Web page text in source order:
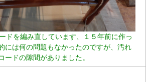
ドを編み直しています、１５年前に作っ
には何の問題もなかったのですが、汚れ
ードの隙間がありました。